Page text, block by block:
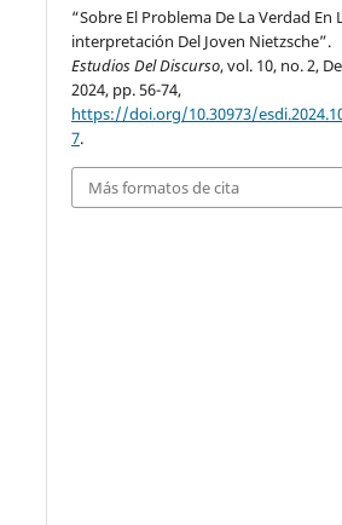
“Sobre El Problema De La Verdad En
interpretación Del Joven Nietzsche”.
Estudios Del Discurso, vol. 10, no. 2,
2024, pp. 56-74,
https://doi.org/10.30973/
7.
Más formatos de cita